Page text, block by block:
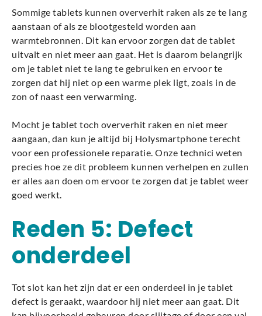
Sommige tablets kunnen oververhit raken als ze te lang
aanstaan of als ze blootgesteld worden aan
warmtebronnen. Dit kan ervoor zorgen dat de tablet
uitvalt en niet meer aan gaat. Het is daarom belangrijk
om je tablet niet te lang te gebruiken en ervoor te
zorgen dat hij niet op een warme plek ligt, zoals in de
zon of naast een verwarming.
Mocht je tablet toch oververhit raken en niet meer
aangaan, dan kun je altijd bij Holysmartphone terecht
voor een professionele reparatie. Onze technici weten
precies hoe ze dit probleem kunnen verhelpen en zullen
er alles aan doen om ervoor te zorgen dat je tablet weer
goed werkt.
Reden 5: Defect
onderdeel
Tot slot kan het zijn dat er een onderdeel in je tablet
defect is geraakt, waardoor hij niet meer aan gaat. Dit